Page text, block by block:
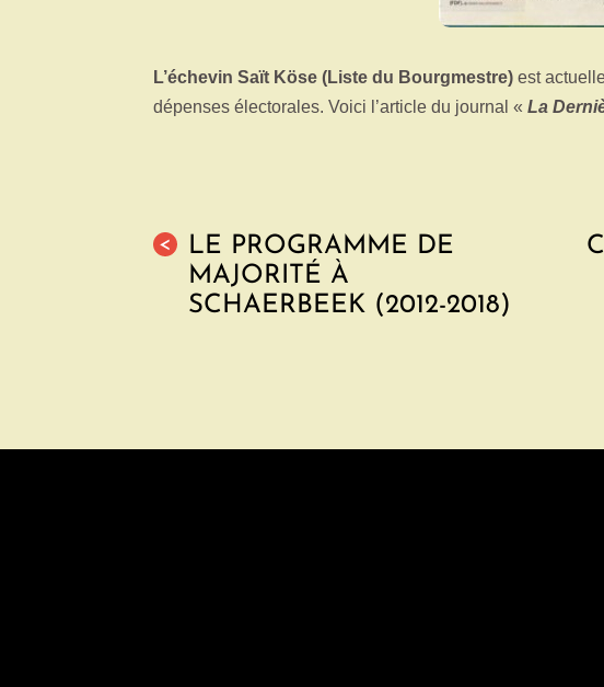
L’échevin Saït Köse (Liste du Bourgmestre) est
dépenses électorales. Voici l’article du journal « La
<
LE PROGRAMME DE
MAJORITÉ À
SCHAERBEEK (2012-2018)